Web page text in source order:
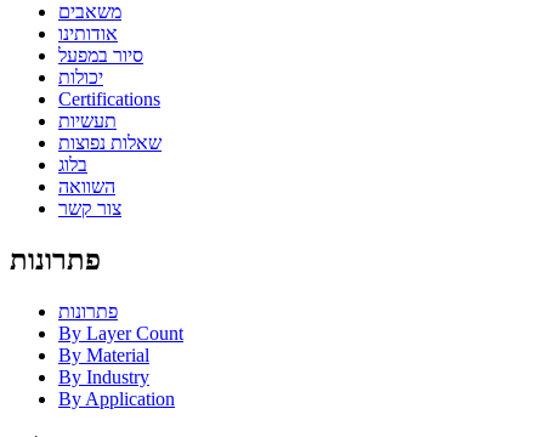
משאבים
אודותינו
סיור במפעל
יכולות
Certifications
תעשיות
שאלות נפוצות
בלוג
השוואה
צור קשר
פתרונות
פתרונות
By Layer Count
By Material
By Industry
By Application